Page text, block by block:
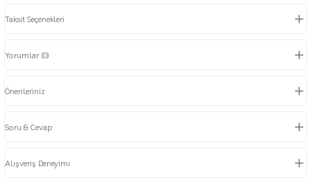
Taksit Seçenekleri
Yorumlar (0)
Önerileriniz
Soru & Cevap
Alışveriş Deneyimi